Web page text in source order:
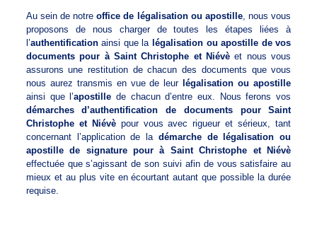
Au sein de notreoffice de légalisation ou apostille, nous vous
proposons de nous charger de toutes les étapes liées à
l’authentificationainsi que la légalisation ou apostille de vos
documents pour à Saint Christophe et Niévè et nous vous
assurons une restitution de chacun des documents que vous
nous aurez transmis en vue de leur légalisation ou apostille
ainsi que l’apostille de chacun d’entre eux. Nous ferons vos
démarches d’authentification de documents pour Saint
Christophe et Niévèpour vous avec rigueur et sérieux, tant
concernant l’application de la démarche de légalisation ou
apostille de signature pour à Saint Christophe et Niévè
effectuée que s’agissant de son suivi afin de vous satisfaire au
mieux et au plus vite en écourtant autant que possible la durée
requise.